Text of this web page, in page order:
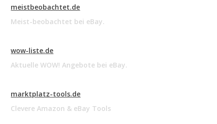
meistbeobachtet.de
Meist-beobachtet bei eBay.
wow-liste.de
Aktuelle WOW! Angebote bei eBay.
marktplatz-tools.de
Clevere Amazon & eBay Tools